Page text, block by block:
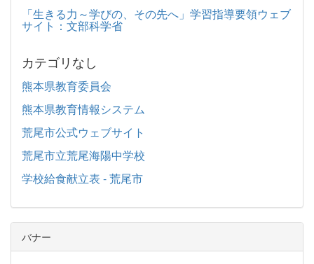
「生きる力～学びの、その先へ」学習指導要領ウェブ
サイト：文部科学省
カテゴリなし
熊本県教育委員会
熊本県教育情報システム
荒尾市公式ウェブサイト
荒尾市立荒尾海陽中学校
学校給食献立表 - 荒尾市
バナー